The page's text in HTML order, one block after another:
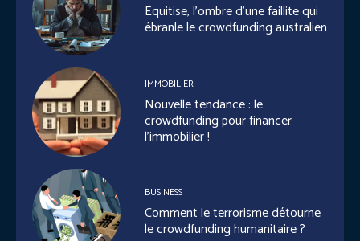
Equitise, l’ombre d’une faillite qui
ébranle le crowdfunding australien
IMMOBILIER
Nouvelle tendance : le
crowdfunding pour financer
l’immobilier !
BUSINESS
Comment le terrorisme détourne
le crowdfunding humanitaire ?